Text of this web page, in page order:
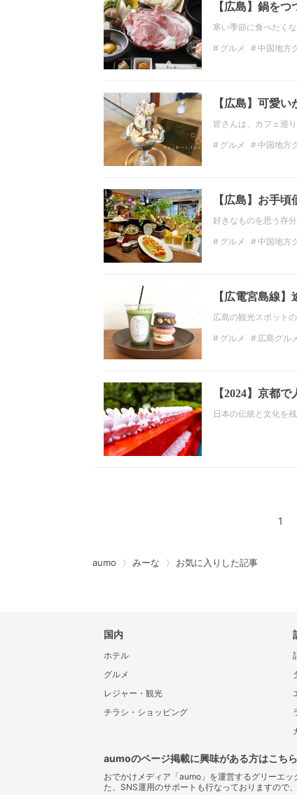
【広島】鍋を
寒い季節に食べたく
グルメ 中国地方
【広島】可愛
皆さんは、カフェ巡
グルメ 中国地方
【広島】お手
好きなものを思う存
グルメ 中国地方
【広電宮島線
広島の観光スポット
グルメ 広島グル
【2024】京都
日本の伝統と文化を
1
aumo みーな お気に入りした記事
国内
ホテル
グルメ
レジャー・観光
チラシ・ショッピング
aumoのページ掲載に興味がある方はこちら
おでかけメディア「aumo」を運営するグリーエ
た、SNS運用のサポートも行なっておりますので